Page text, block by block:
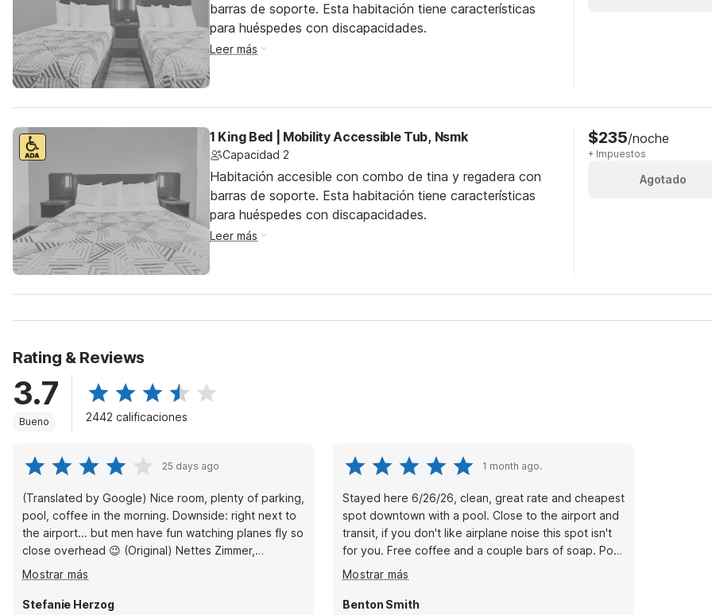
barras de soporte. Esta habitación tiene características
para huéspedes con discapacidades.
Leer más
1 King Bed | Mobility Accessible Tub, Nsmk
Capacidad 2
Habitación accesible con combo de tina y regadera con
barras de soporte. Esta habitación tiene características
para huéspedes con discapacidades.
Leer más
$235/noche
+ Impuestos
Agotado
Rating & Reviews
3.7
Bueno 2442 calificaciones
25 days ago
(Translated by Google) Nice room, plenty of parking,
pool, coffee in the morning. Downside: right next to
the airport... but men have fun watching planes fly so
close overhead 😉 (Original) Nettes Zimmer,
genügend Parkplätze, Pool, Kaffee in der Früh.
Nachteil: direkt beim Flughafen....jedoch haben
Männer ihren Spaß so Nahe Flugzeuge über einen
Mostrar más
Stefanie Herzog
1 month ago.
Stayed here 6/26/26, clean, great rate and cheapest
spot downtown with a pool. Close to the airport and
transit, if you don't like airplane noise this spot isn't
for you. Free coffee and a couple bars of soap. Pool
was a decent temp too.
Mostrar más
Benton Smith